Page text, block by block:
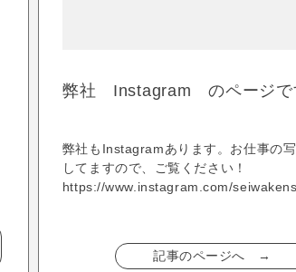
弊社 Instagram のページで
弊社もInstagramあります。お仕事の
してますので、ご覧ください！
https://www.instagram.com/
記事のページへ →